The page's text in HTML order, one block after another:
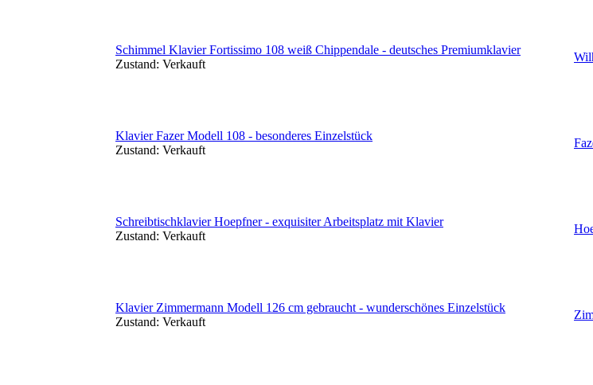
Schimmel Klavier Fortissimo 108 weiß Chippendale - deutsches Premiumklavier
Zustand: Verkauft
Klavier Fazer Modell 108 - besonderes Einzelstück
Zustand: Verkauft
Schreibtischklavier Hoepfner - exquisiter Arbeitsplatz mit Klavier
Zustand: Verkauft
Klavier Zimmermann Modell 126 cm gebraucht - wunderschönes Einzelstück
Zustand: Verkauft